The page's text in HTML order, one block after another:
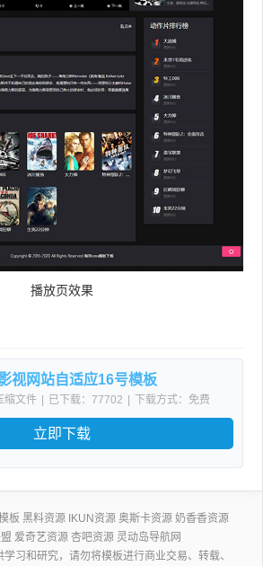
播放页效果
视网站自适应16号模板
缩文件 已下载：77702
下载方式：免费
立即下载
板 黑料资源 IKUN资源 奥斯卡资源 奶香香资源
爱奇艺资源 杏吧资源 灵动岛导航网
习和研究，请勿将模板进行商业交易、转载、